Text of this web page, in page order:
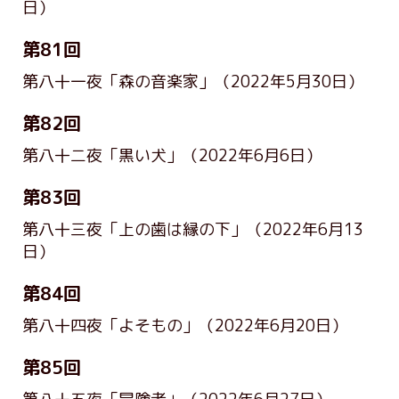
日）
第81回
第八十一夜「森の音楽家」 （2022年5月30日）
第82回
第八十二夜「黒い犬」 （2022年6月6日）
第83回
第八十三夜「上の歯は縁の下」
（2022年6月13
日）
第84回
第八十四夜「よそもの」 （2022年6月20日）
第85回